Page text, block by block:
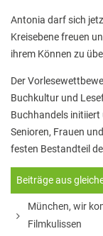
Unterricht
Lernstand 8
Individuelle
Antonia darf sich
Kreisebene freuen
ihrem Können zu
Der
Buchkultur und
Buchhandels
Senioren, Frauen
festen Bestandteil
Beiträge aus
München, wir
Filmkulissen